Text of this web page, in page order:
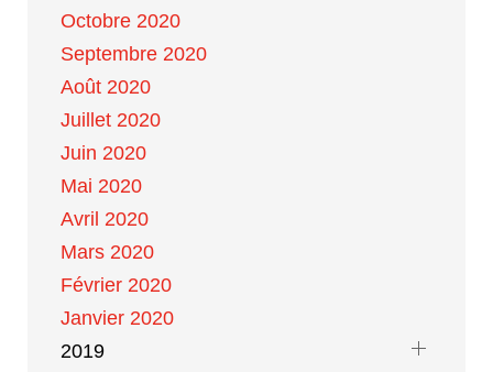
Octobre 2020
Septembre 2020
Août 2020
Juillet 2020
Juin 2020
Mai 2020
Avril 2020
Mars 2020
Février 2020
Janvier 2020
2019